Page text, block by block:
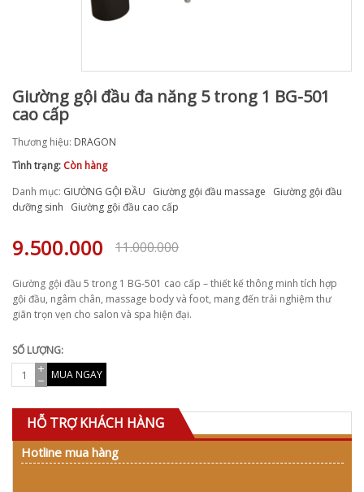
Giường gội đầu đa năng 5 trong 1 BG-501
cao cấp
Thương hiệu: DRAGON
Tình trạng: Còn hàng
Danh mục: GIƯỜNG GỘI ĐẦU Giường gội đầu massage
Giường gội đầu
dưỡng sinh
Giường gội đầu cao cấp
11.000.000
9.500.000
Giường gội đầu 5 trong 1 BG-501 cao cấp – thiết kế thông minh tích hợp
gội đầu, ngâm chân, massage body và foot, mang đến trải nghiệm thư
giãn trọn vẹn cho salon và spa hiện đại.
SỐ LƯỢNG:
MUA NGAY
HỖ TRỢ KHÁCH HÀNG
Hotline mua hàng